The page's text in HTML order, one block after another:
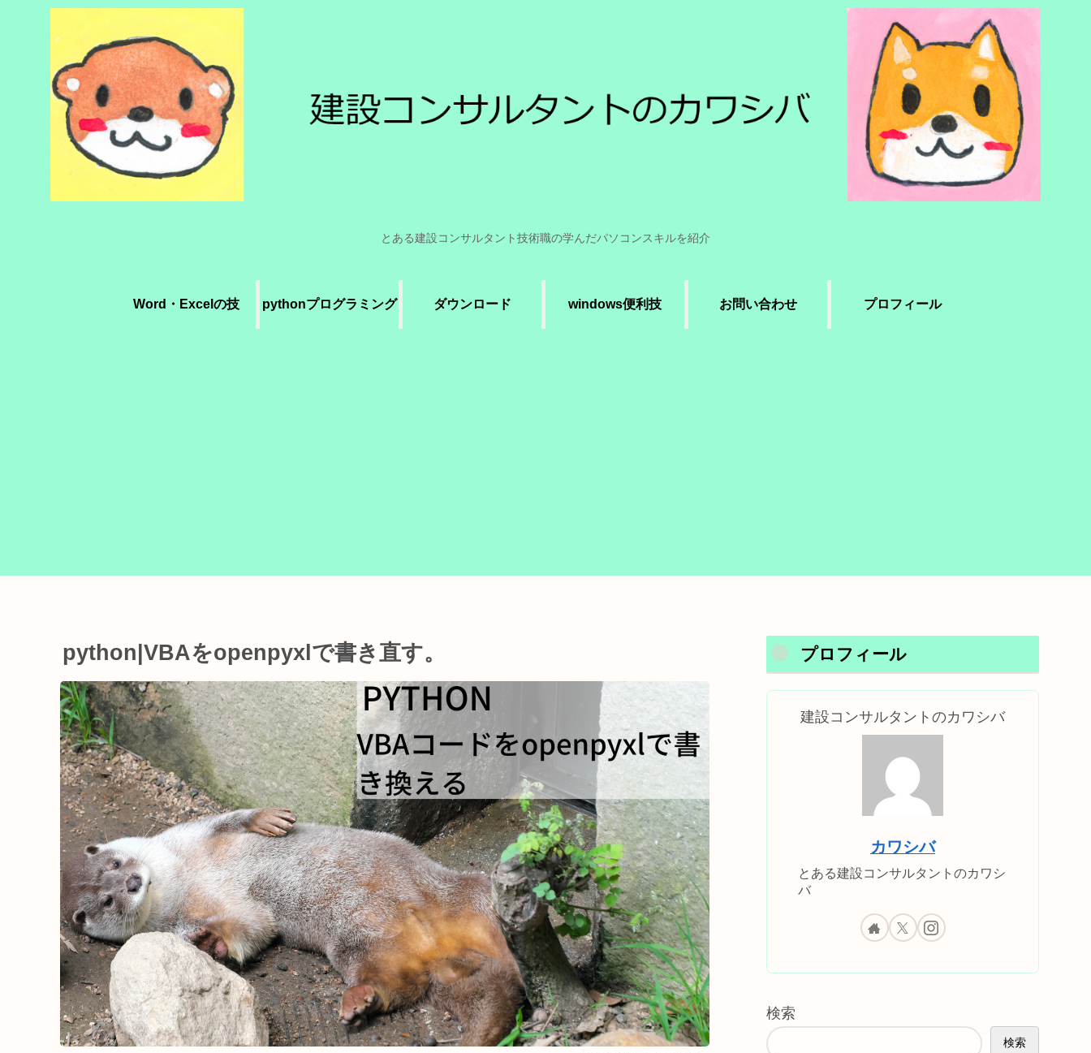
とある建設コンサルタント技術職の学んだパソコンスキルを紹介
Word・Excelの技 pythonプログラミング ダウンロード windows便利技 お問い合わせ プロフィール
python|VBAをopenpyxlで書き直す。 プロフィール
建設コンサルタントのカワシバ
カワシバ
とある建設コンサルタントのカワシ
バ
検索
検索